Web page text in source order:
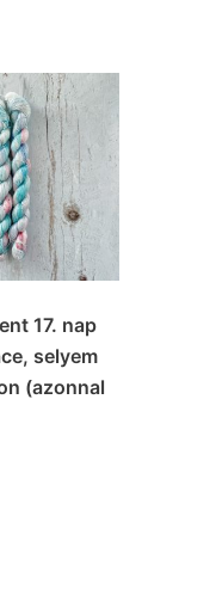
17. nap
selyem
(azonnal